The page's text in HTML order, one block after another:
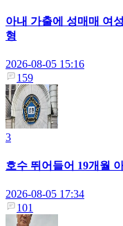
아내 가출에 성매매 여
형
2026-08-05 15:16
159
3
호수 뛰어들어 19개월
2026-08-05 17:34
101